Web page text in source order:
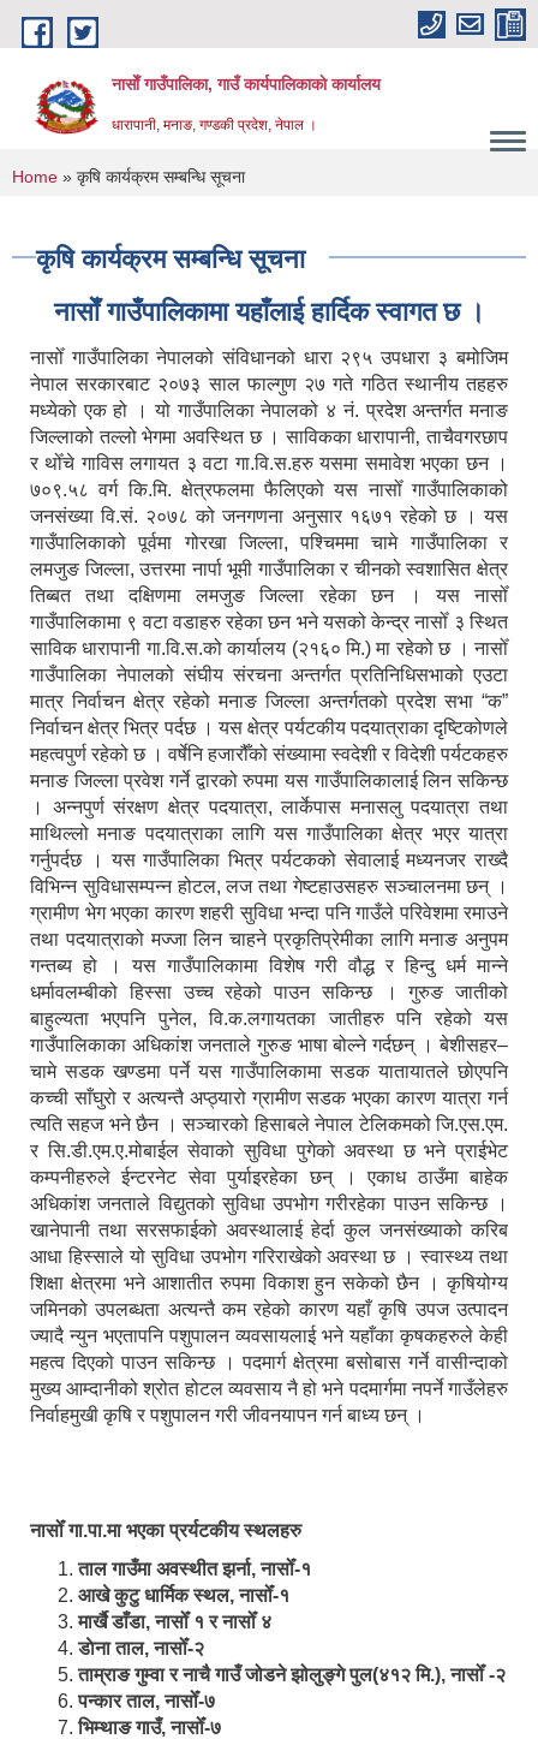
Skip to main content
नासाेँ गाउँपालिका, गाउँ कार्यपालिकाकाे कार्यालय
धारापानी, मनाङ, गण्डकी प्रदेश, नेपाल ।
You are here
Home » कृषि कार्यक्रम सम्बन्धि सूचना
कृषि कार्यक्रम सम्बन्धि सूचना
नासाेँ गाउँपालिकामा यहाँलाई हार्दिक स्वागत छ ।
नासोँ गाउँपालिका नेपालको संविधानको धारा २९५ उपधारा ३ बमोजिम
नेपाल सरकारबाट २०७३ साल फाल्गुण २७ गते गठित स्थानीय तहहरु
मध्येको एक हो । यो गाउँपालिका नेपालको ४ नं. प्रदेश अन्तर्गत मनाङ
जिल्लाको तल्लो भेगमा अवस्थित छ । साविकका धारापानी‚ ताचैवगरछाप
र थोँचे गाविस लगायत ३ वटा गा.वि.स.हरु यसमा समावेश भएका छन ।
७०९.५८ वर्ग कि.मि. क्षेत्रफलमा फैलिएको यस नासोँ गाउँपालिकाको
जनसंख्या वि.सं. २०७८ को जनगणना अनुसार १६७१ रहेको छ । यस
गाउँपालिकाको पूर्वमा गोरखा जिल्ला, पश्चिममा चामे गाउँपालिका र
लमजुङ जिल्ला, उत्तरमा नार्पा भूमी गाउँपालिका र चीनको स्वशासित क्षेत्र
तिब्बत तथा दक्षिणमा लमजुङ जिल्ला रहेका छन । यस नासोँ
गाउँपालिकामा ९ वटा वडाहरु रहेका छन भने यसको केन्द्र नासोँ ३ स्थित
साविक धारापानी गा.वि.स.को कार्यालय (२१६० मि.) मा रहेको छ । नासोँ
गाउँपालिका नेपालको संघीय संरचना अन्तर्गत प्रतिनिधिसभाको एउटा
मात्र निर्वाचन क्षेत्र रहेको मनाङ जिल्ला अन्तर्गतको प्रदेश सभा “क”
निर्वाचन क्षेत्र भित्र पर्दछ । यस क्षेत्र पर्यटकीय पदयात्राका दृष्टिकोणले
महत्वपुर्ण रहेको छ । वर्षेनि हजारौँको संख्यामा स्वदेशी र विदेशी पर्यटकहरु
मनाङ जिल्ला प्रवेश गर्ने द्वारको रुपमा यस गाउँपालिकालाई लिन सकिन्छ
। अन्नपुर्ण संरक्षण क्षेत्र पदयात्रा, लार्केपास मनासलु पदयात्रा तथा
माथिल्लो मनाङ पदयात्राका लागि यस गाउँपालिका क्षेत्र भएर यात्रा
गर्नुपर्दछ । यस गाउँपालिका भित्र पर्यटकको सेवालाई मध्यनजर राख्दै
विभिन्न सुविधासम्पन्न होटल, लज तथा गेष्टहाउसहरु सञ्चालनमा छन् ।
ग्रामीण भेग भएका कारण शहरी सुविधा भन्दा पनि गाउँले परिवेशमा रमाउने
तथा पदयात्राको मज्जा लिन चाहने प्रकृतिप्रेमीका लागि मनाङ अनुपम
गन्तब्य हो । यस गाउँपालिकामा विशेष गरी वौद्ध र हिन्दु धर्म मान्ने
धर्मावलम्बीको हिस्सा उच्च रहेको पाउन सकिन्छ । गुरुङ जातीको
बाहुल्यता भएपनि पुनेल, वि.क.लगायतका जातीहरु पनि रहेको यस
गाउँपालिकाका अधिकांश जनताले गुरुङ भाषा बोल्ने गर्दछन् । बेशीसहर–
चामे सडक खण्डमा पर्ने यस गाउँपालिकामा सडक यातायातले छोएपनि
कच्ची साँघुरो र अत्यन्तै अप्ठ्यारो ग्रामीण सडक भएका कारण यात्रा गर्न
त्यति सहज भने छैन । सञ्चारको हिसाबले नेपाल टेलिकमको जि.एस.एम.
र सि.डी.एम.ए.मोबाईल सेवाको सुविधा पुगेको अवस्था छ भने प्राईभेट
कम्पनीहरुले ईन्टरनेट सेवा पुर्याइरहेका छन् । एकाध ठाउँमा बाहेक
अधिकांश जनताले विद्युतको सुविधा उपभोग गरीरहेका पाउन सकिन्छ ।
खानेपानी तथा सरसफाईको अवस्थालाई हेर्दा कुल जनसंख्याको करिब
आधा हिस्साले यो सुविधा उपभोग गरिराखेको अवस्था छ । स्वास्थ्य तथा
शिक्षा क्षेत्रमा भने आशातीत रुपमा विकाश हुन सकेको छैन । कृषियोग्य
जमिनको उपलब्धता अत्यन्तै कम रहेको कारण यहाँ कृषि उपज उत्पादन
ज्यादै न्युन भएतापनि पशुपालन व्यवसायलाई भने यहाँका कृषकहरुले केही
महत्व दिएको पाउन सकिन्छ । पदमार्ग क्षेत्रमा बसोबास गर्ने वासीन्दाको
मुख्य आम्दानीको श्रोत होटल व्यवसाय नै हो भने पदमार्गमा नपर्ने गाउँलेहरु
निर्वाहमुखी कृषि र पशुपालन गरी जीवनयापन गर्न बाध्य छन् ।
नासोँ गा.पा.मा भएका प्रर्यटकीय स्थलहरु
ताल गाउँमा अवस्थीत झर्ना, नासोँ-१
आखे कुटु धार्मिक स्थल, नासोँ-१
मार्खै डाँडा, नासोँ १ र नासोँ ४
डाेना ताल, नासोँ-२
ताम्राङ गुम्वा र नाचै गाउँ जोडने झोलुङ्गे पुल(४१२ मि.), नासोँ -२
पन्कार ताल, नासोँ-७
भिम्थाङ गाउँ, नासोँ-७